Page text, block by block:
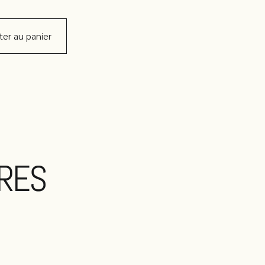
au panier